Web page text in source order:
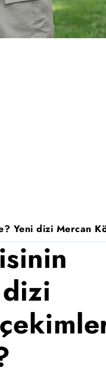
Yeni dizi Mercan